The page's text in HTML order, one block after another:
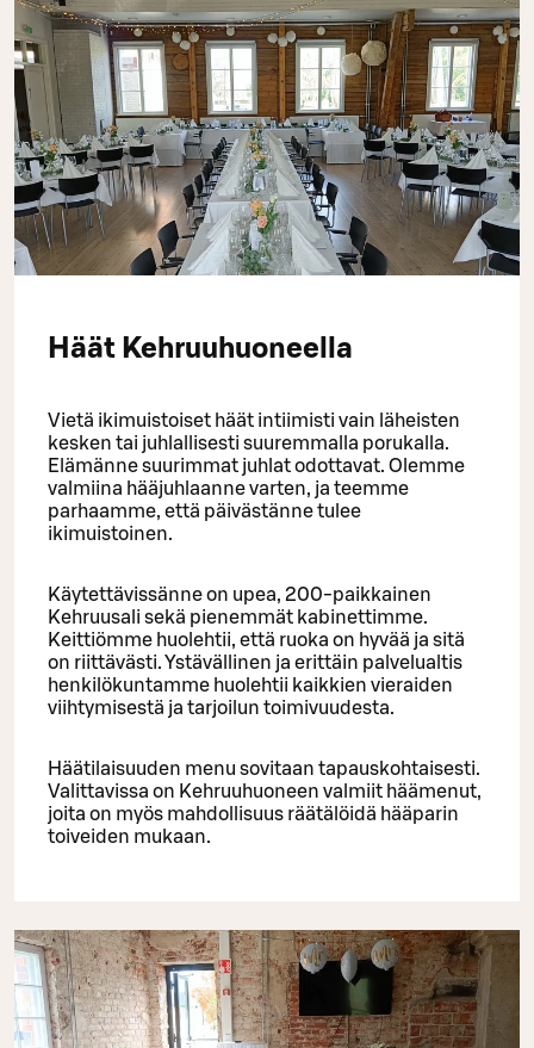
Häät Kehruuhuoneella
Vietä ikimuistoiset häät intiimisti vain läheisten
kesken tai juhlallisesti suuremmalla porukalla.
Elämänne suurimmat juhlat odottavat. Olemme
valmiina hääjuhlaanne varten, ja teemme
parhaamme, että päivästänne tulee
ikimuistoinen.
Käytettävissänne on upea, 200-paikkainen
Kehruusali sekä pienemmät kabinettimme.
Keittiömme huolehtii, että ruoka on hyvää ja sitä
on riittävästi. Ystävällinen ja erittäin palvelualtis
henkilökuntamme huolehtii kaikkien vieraiden
viihtymisestä ja tarjoilun toimivuudesta.
Häätilaisuuden menu sovitaan tapauskohtaisesti.
Valittavissa on Kehruuhuoneen valmiit häämenut,
joita on myös mahdollisuus räätälöidä hääparin
toiveiden mukaan.